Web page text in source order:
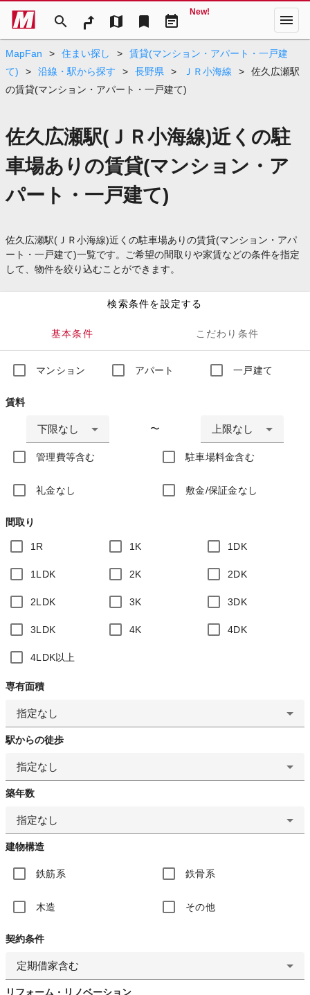
search map bookmark event_note
New! menu
MapFan > 住まい探し >
賃貸(マンション・アパート・一戸建
て)
> 沿線・駅から探す > 長野県 > ＪＲ小海線 >
佐久広瀬駅
の賃貸(マンション・アパート・一戸建て)
佐久広瀬駅(ＪＲ小海線)近くの駐
車場ありの賃貸(マンション・ア
パート・一戸建て)
佐久広瀬駅(ＪＲ小海線)近くの駐車場ありの賃貸(マンション・アパ
ート・一戸建て)一覧です。ご希望の間取りや家賃などの条件を指定
して、物件を絞り込むことができます。
検索条件を設定する
基本条件 こだわり条件
マンション アパート 一戸建て
賃料
下限なし 〜 上限なし
管理費等含む 駐車場料金含む
礼金なし 敷金/保証金なし
間取り
1R 1K 1DK
1LDK 2K 2DK
2LDK 3K 3DK
3LDK 4K 4DK
4LDK以上
専有面積
指定なし
駅からの徒歩
指定なし
築年数
指定なし
建物構造
鉄筋系 鉄骨系
木造 その他
契約条件
定期借家含む
リフォーム・リノベーション